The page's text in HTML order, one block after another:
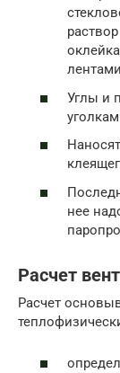
Углы и
нее
Расчет
Расчет